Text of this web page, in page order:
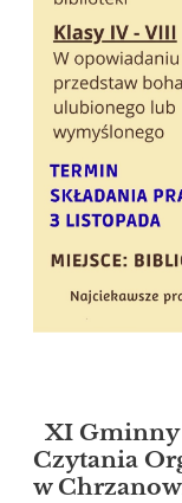
XI Gminny
Czytania
w